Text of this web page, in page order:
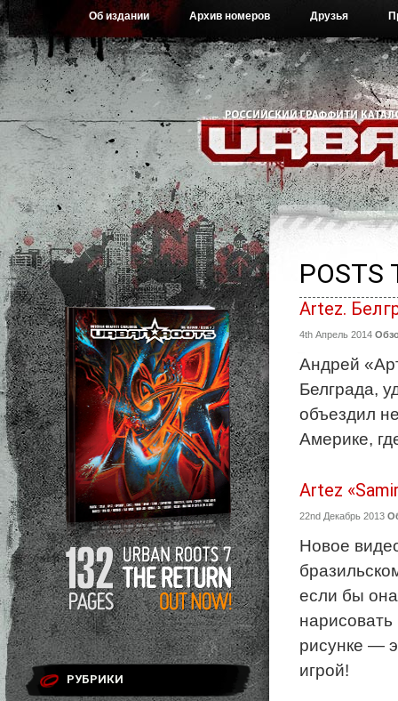
Об издании Архив номеров Друзья
РУБРИКИ
POSTS
Artez.
4th Апрель 2014
Андрей
Белграда,
объездил
Америке,
Artez
22nd Декабрь 2013
Новое
если бы
рисунке —
игрой!